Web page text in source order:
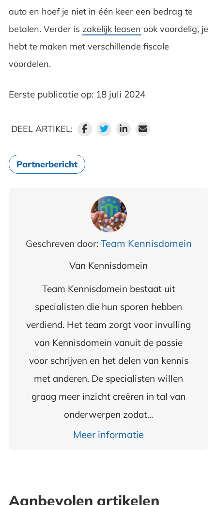
auto en hoef je niet in één keer een bedrag te
betalen. Verder is zakelijk leasen ook voordelig, je
hebt te maken met verschillende fiscale
voordelen.
Eerste publicatie op: 18 juli 2024
DEEL ARTIKEL:
Partnerbericht
Geschreven door: Team Kennisdomein
Van Kennisdomein
Team Kennisdomein bestaat uit
specialisten die hun sporen hebben
verdiend. Het team zorgt voor invulling
van Kennisdomein vanuit de passie
voor schrijven en het delen van kennis
met anderen. De specialisten willen
graag meer inzicht creëren in tal van
onderwerpen zodat...
Meer informatie
Aanbevolen artikelen